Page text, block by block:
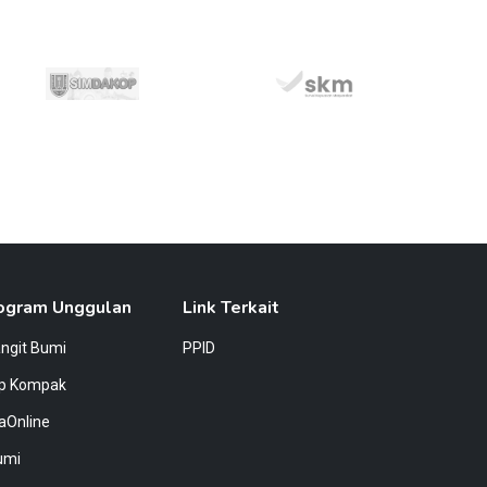
Unggulan
Bumi
Kompak
Link Terkait
PPID